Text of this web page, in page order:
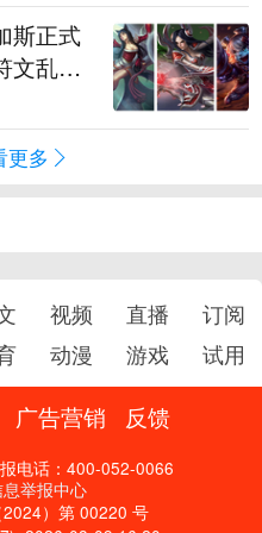
斯正式
文乱
更多
视频 直播
订阅
动漫 游戏 试用
广告营销 反馈
电话：400-052-0066
举报中心
）第 00220 号